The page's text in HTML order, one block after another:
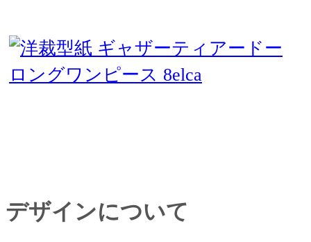
デザインについて